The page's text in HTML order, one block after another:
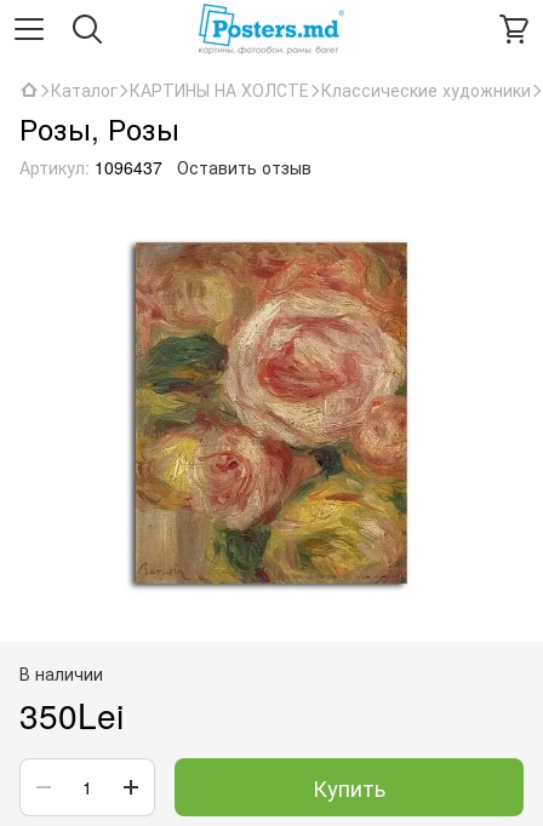
Каталог КАРТИНЫ НА ХОЛСТЕ Классические художники
Розы, Розы
Артикул: 1096437 Оставить отзыв
В наличии
350Lei
Купить